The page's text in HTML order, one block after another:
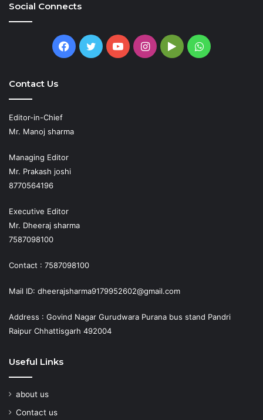
Social Connects
Facebook
TwitterYouTubeInstagram
GoogleWhatsApp
Contact Us
Editor-in-Chief
Mr. Manoj sharma
Managing Editor
Mr. Prakash joshi
8770564196
Executive Editor
Mr. Dheeraj sharma
7587098100
Contact : 7587098100
Mail ID: dheerajsharma9179952602@gmail.com
Address : Govind Nagar Gurudwara Purana bus stand Pandri
Raipur Chhattisgarh 492004
Useful Links
about us
Contact us